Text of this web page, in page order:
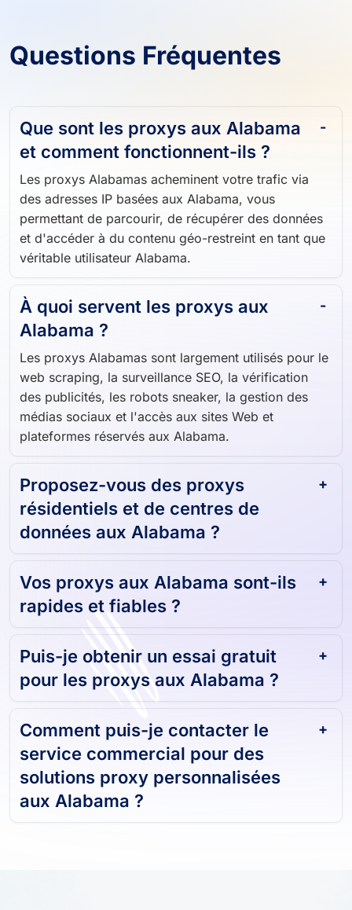
Questions Fréquentes
Que sont les proxys aux Alabama
et comment fonctionnent-ils ?
Les proxys Alabamas acheminent votre trafic via
des adresses IP basées aux Alabama, vous
permettant de parcourir, de récupérer des données
et d'accéder à du contenu géo-restreint en tant que
véritable utilisateur Alabama.
À quoi servent les proxys aux
Alabama ?
Les proxys Alabamas sont largement utilisés pour le
web scraping, la surveillance SEO, la vérification
des publicités, les robots sneaker, la gestion des
médias sociaux et l'accès aux sites Web et
plateformes réservés aux Alabama.
Proposez-vous des proxys
résidentiels et de centres de
données aux Alabama ?
Vos proxys aux Alabama sont-ils
rapides et fiables ?
Puis-je obtenir un essai gratuit
pour les proxys aux Alabama ?
Comment puis-je contacter le
service commercial pour des
solutions proxy personnalisées
aux Alabama ?